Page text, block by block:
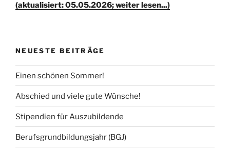
(aktualisiert: 05.05.2026; weiter lesen...)
NEUESTE BEITRÄGE
Einen schönen Sommer!
Abschied und viele gute Wünsche!
Stipendien für Auszubildende
Berufsgrundbildungsjahr (BGJ)